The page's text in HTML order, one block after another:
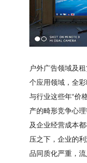
户外广告领域及
个应用领域，全彩
与行业这些年“价
产的畸形竞争心
及企业经营成本
压之下，企业的
品同质化严重，